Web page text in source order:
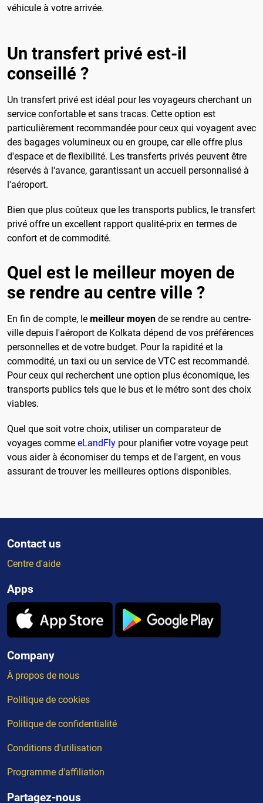
véhicule à votre arrivée.
Un transfert privé est-il
conseillé ?
Un transfert privé est idéal pour les voyageurs cherchant un
service confortable et sans tracas. Cette option est
particulièrement recommandée pour ceux qui voyagent avec
des bagages volumineux ou en groupe, car elle offre plus
d'espace et de flexibilité. Les transferts privés peuvent être
réservés à l'avance, garantissant un accueil personnalisé à
l'aéroport.
Bien que plus coûteux que les transports publics, le transfert
privé offre un excellent rapport qualité-prix en termes de
confort et de commodité.
Quel est le meilleur moyen de
se rendre au centre ville ?
En fin de compte, le meilleur moyen de se rendre au centre-
ville depuis l'aéroport de Kolkata dépend de vos préférences
personnelles et de votre budget. Pour la rapidité et la
commodité, un taxi ou un service de VTC est recommandé.
Pour ceux qui recherchent une option plus économique, les
transports publics tels que le bus et le métro sont des choix
viables.
Quel que soit votre choix, utiliser un comparateur de
voyages comme eLandFly pour planifier votre voyage peut
vous aider à économiser du temps et de l'argent, en vous
assurant de trouver les meilleures options disponibles.
Contact us
Centre d'aide
Apps
Company
À propos de nous
Politique de cookies
Politique de confidentialité
Conditions d'utilisation
Programme d'affiliation
Partagez-nous